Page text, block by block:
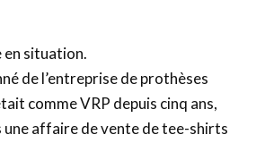
en situation.
de l’entreprise de prothèses
comme VRP depuis cinq ans,
une affaire de vente de tee-shirts